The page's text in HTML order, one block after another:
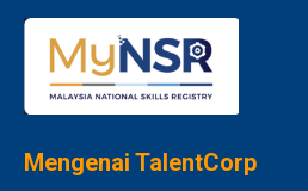
Mengenai TalentCorp